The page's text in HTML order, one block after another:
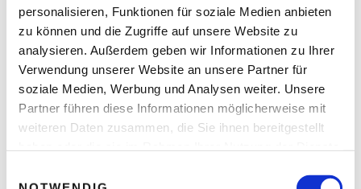
personalisieren, Funktionen für soziale Medien anbieten
zu können und die Zugriffe auf unsere Website zu
analysieren. Außerdem geben wir Informationen zu Ihrer
Verwendung unserer Website an unsere Partner für
soziale Medien, Werbung und Analysen weiter. Unsere
Partner führen diese Informationen möglicherweise mit
weiteren Daten zusammen, die Sie ihnen bereitgestellt
Marketing Forum | Gedanken zum Schulbeginn |
Betrunkene Fußgänger | Stefan Keller im Portrait
05.09.2019
Zwiebellook | Kongress „Business Innovation und Digitale
Strategie“ | Fernzugriffe | Umgang Reisemängel
22.08.2019
Marketing